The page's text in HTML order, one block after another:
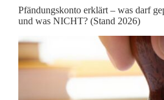
Pfändungskonto erklärt – was darf
und was NICHT? (Stand 2026)